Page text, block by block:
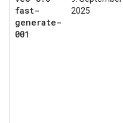
fast-
generate-
001
2025